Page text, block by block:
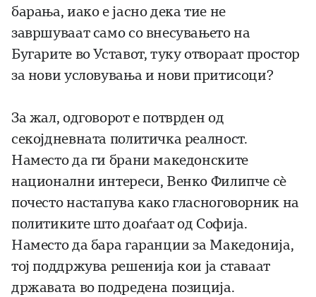
барања, иако е јасно дека тие не
завршуваат само со внесувањето на
Бугарите во Уставот, туку отвораат простор
за нови условувања и нови притисоци?
За жал, одговорот е потврден од
секојдневната политичка реалност.
Наместо да ги брани македонските
национални интереси, Венко Филипче сѐ
почесто настапува како гласноговорник на
политиките што доаѓаат од Софија.
Наместо да бара гаранции за Македонија,
тој поддржува решенија кои ја ставаат
државата во подредена позиција.